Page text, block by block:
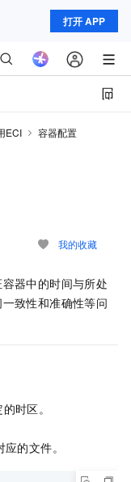
打开 APP
ECI
容器配置
我的收藏
器中的时间与所处
致性和准确性等问
时区。
的文件。